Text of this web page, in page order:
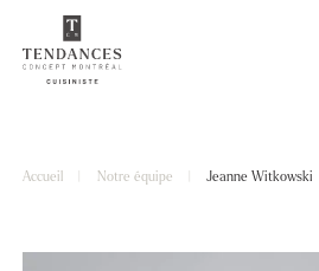
Accueil Notre équipe Jeanne Witkowski